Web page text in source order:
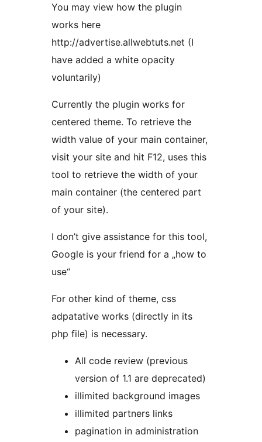
You may view how the plugin
works here
http://advertise.allwebtuts.net (I
have added a white opacity
voluntarily)
Currently the plugin works for
centered theme. To retrieve the
width value of your main container,
visit your site and hit F12, uses this
tool to retrieve the width of your
main container (the centered part
of your site).
I don’t give assistance for this tool,
Google is your friend for a „how to
use“
For other kind of theme, css
adpatative works (directly in its
php file) is necessary.
All code review (previous
version of 1.1 are deprecated)
illimited background images
illimited partners links
pagination in administration